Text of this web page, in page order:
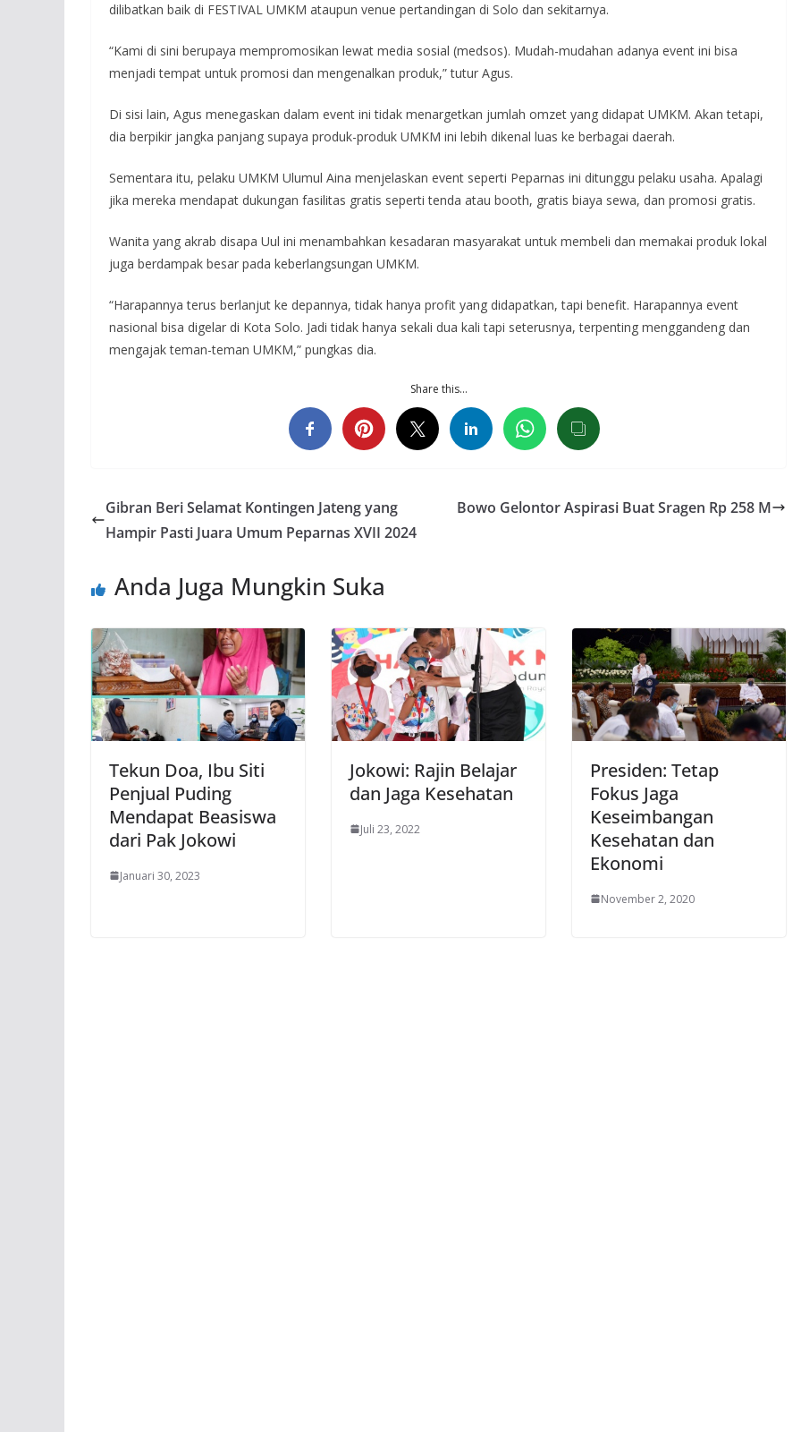
dilibatkan baik di FESTIVAL UMKM ataupun venue pertandingan di Solo dan sekitarnya.
“Kami di sini berupaya mempromosikan lewat media sosial (medsos). Mudah-mudahan adanya event ini bisa
menjadi tempat untuk promosi dan mengenalkan produk,” tutur Agus.
Di sisi lain, Agus menegaskan dalam event ini tidak menargetkan jumlah omzet yang didapat UMKM. Akan tetapi,
dia berpikir jangka panjang supaya produk-produk UMKM ini lebih dikenal luas ke berbagai daerah.
Sementara itu, pelaku UMKM Ulumul Aina menjelaskan event seperti Peparnas ini ditunggu pelaku usaha. Apalagi
jika mereka mendapat dukungan fasilitas gratis seperti tenda atau booth, gratis biaya sewa, dan promosi gratis.
Wanita yang akrab disapa Uul ini menambahkan kesadaran masyarakat untuk membeli dan memakai produk lokal
juga berdampak besar pada keberlangsungan UMKM.
“Harapannya terus berlanjut ke depannya, tidak hanya profit yang didapatkan, tapi benefit. Harapannya event
nasional bisa digelar di Kota Solo. Jadi tidak hanya sekali dua kali tapi seterusnya, terpenting menggandeng dan
mengajak teman-teman UMKM,” pungkas dia.
Share this…
Gibran Beri Selamat Kontingen Jateng yang
Hampir Pasti Juara Umum Peparnas XVII 2024
Bowo Gelontor Aspirasi Buat Sragen Rp 258 M
Anda Juga Mungkin Suka
Tekun Doa, Ibu Siti
Penjual Puding
Mendapat Beasiswa
dari Pak Jokowi
Januari 30, 2023
Jokowi: Rajin Belajar
dan Jaga Kesehatan
Juli 23, 2022
Presiden: Tetap
Fokus Jaga
Keseimbangan
Kesehatan dan
Ekonomi
November 2, 2020